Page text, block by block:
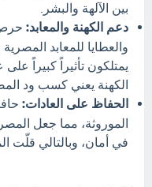
بين الآلهة والبشر.
دعم الكهنة والمعابد: حرص
والعطايا للمعابد المصرية
يمتلكون تأثيراً كبيراً
الكهنة يعني كسب ود
الحفاظ على العادات:
الموروثة، مما جعل
في أمان، وبالتالي قلّت